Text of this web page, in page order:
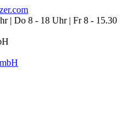
| Do 8 - 18 Uhr | Fr 8 - 15.30